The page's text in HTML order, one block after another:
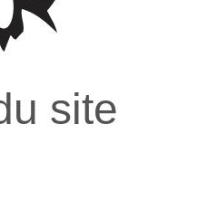
site